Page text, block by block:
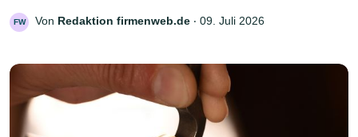
FW Von Redaktion firmenweb.de ‧ 09. Juli 2026